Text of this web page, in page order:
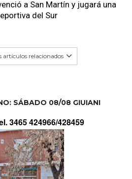
a San Martín y jugará una
del Sur
artículos relacionados
SÁBADO 08/08 GIUIANI
3465 424966/428459